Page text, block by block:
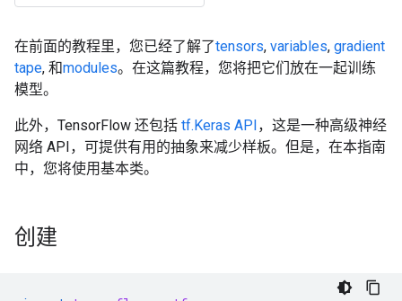
在前面的教程里，您已经了解了tensors, variables, gradient
tape, 和modules。在这篇教程，您将把它们放在一起训练
模型。
此外，TensorFlow 还包括 tf.Keras API，这是一种高级神经
网络 API，可提供有用的抽象来减少样板。但是，在本指南
中，您将使用基本类。
创建